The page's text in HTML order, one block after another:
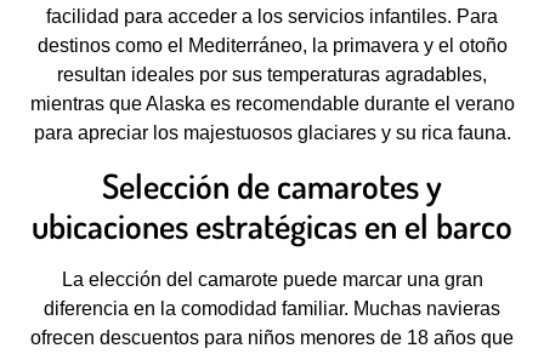
facilidad para acceder a los servicios infantiles. Para
destinos como el Mediterráneo, la primavera y el otoño
resultan ideales por sus temperaturas agradables,
mientras que Alaska es recomendable durante el verano
para apreciar los majestuosos glaciares y su rica fauna.
Selección de camarotes y
ubicaciones estratégicas en el barco
La elección del camarote puede marcar una gran
diferencia en la comodidad familiar. Muchas navieras
ofrecen descuentos para niños menores de 18 años que